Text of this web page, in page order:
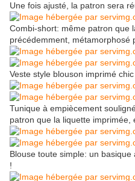
Une fois ajusté, la patron sera
Combi-short: même patron que
précédemment, métamorphosé
Veste style blouson imprimé
Tunique à empiècement
patron que la liquette imprimée,
Blouse toute simple: un
!